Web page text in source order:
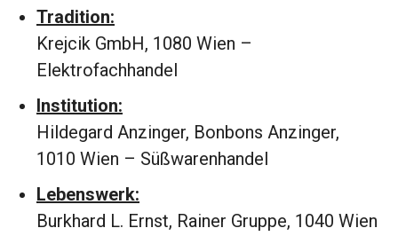
Tradition:
Krejcik GmbH, 1080 Wien –
Elektrofachhandel
Institution:
Hildegard Anzinger, Bonbons Anzinger,
1010 Wien – Süßwarenhandel
Lebenswerk:
Burkhard L. Ernst, Rainer Gruppe, 1040 Wien